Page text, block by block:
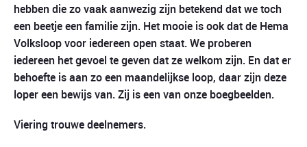
hebben die zo vaak aanwezig zijn betekend dat we toch
een beetje een familie zijn. Het mooie is ook dat de Hema
Volksloop voor iedereen open staat. We proberen
iedereen het gevoel te geven dat ze welkom zijn. En dat er
behoefte is aan zo een maandelijkse loop, daar zijn deze
loper een bewijs van. Zij is een van onze boegbeelden.
Viering trouwe deelnemers.